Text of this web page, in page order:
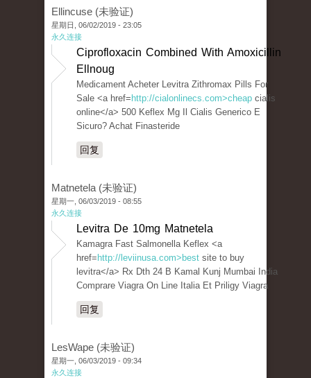
Ellincuse (未验证)
星期日, 06/02/2019 - 23:05
永久连接
Ciprofloxacin Combined With Amoxicillin
Ellnoug
Medicament Acheter Levitra Zithromax Pills For
Sale <a href= http://cialonlinecs.com>cheap cialis
online</a> 500 Keflex Mg Il Cialis Generico E
Sicuro? Achat Finasteride
回复
Matnetela (未验证)
星期一, 06/03/2019 - 08:55
永久连接
Levitra De 10mg Matnetela
Kamagra Fast Salmonella Keflex <a
href= http://leviinusa.com>best site to buy
levitra</a> Rx Dth 24 B Kamal Kunj Mumbai India
Comprare Viagra On Line Italia Et Priligy Viagra
回复
LesWape (未验证)
星期一, 06/03/2019 - 09:34
永久连接